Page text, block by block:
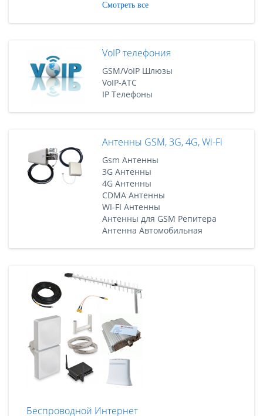
Смотреть все
VoIP телефония
GSM/VoIP Шлюзы
VoIP-АТС
IP Телефоны
Антенны GSM, 3G, 4G, Wi-Fi
Gsm Антенны
3G Антенны
4G Антенны
CDMA Антенны
WI-FI Антенны
Антенны для GSM Репитера
Антенна Автомобильная
Беспроводной Интернет